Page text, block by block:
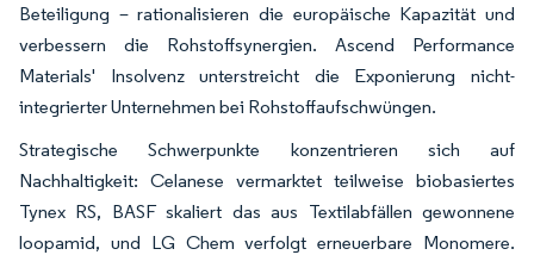
Beteiligung – rationalisieren die europäische Kapazität und
verbessern die Rohstoffsynergien. Ascend Performance
Materials' Insolvenz unterstreicht die Exponierung nicht-
integrierter Unternehmen bei Rohstoffaufschwüngen.
Strategische Schwerpunkte konzentrieren sich auf
Nachhaltigkeit: Celanese vermarktet teilweise biobasiertes
Tynex RS, BASF skaliert das aus Textilabfällen gewonnene
loopamid, und LG Chem verfolgt erneuerbare Monomere.